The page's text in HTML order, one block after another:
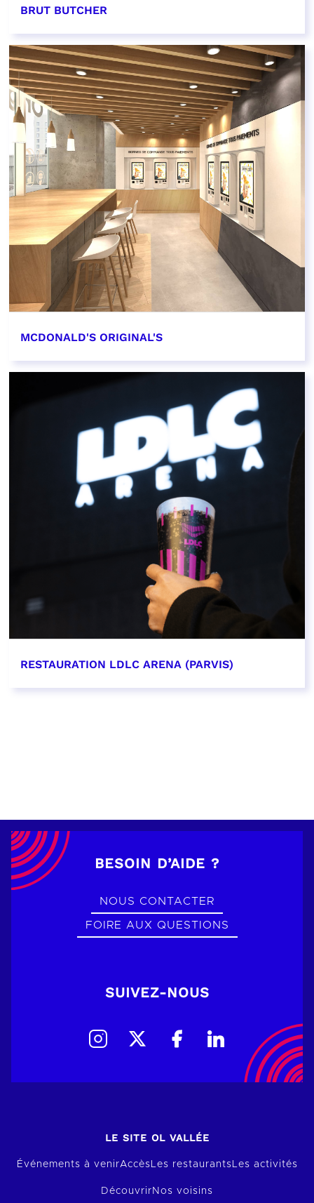
BRUT BUTCHER
EN SAVOIR PLUS
MCDONALD'S ORIGINAL'S
RESTAURATION LDLC ARENA (PARVIS)
BESOIN D’AIDE ?
NOUS CONTACTER
FOIRE AUX QUESTIONS
SUIVEZ-NOUS
LE SITE OL VALLÉE
Événements à venirAccèsLes restaurantsLes activités
Découvrir Nos voisins